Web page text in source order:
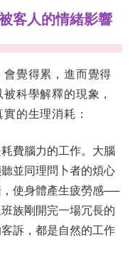
客人的情緒影響
覺得累，進而覺得
科學解釋的現象，
的生理消耗：
費腦力的工作。大腦
並同理問卜者的煩心
使身體產生疲勞感──
族剛開完一場冗長的
訴，都是自然的工作